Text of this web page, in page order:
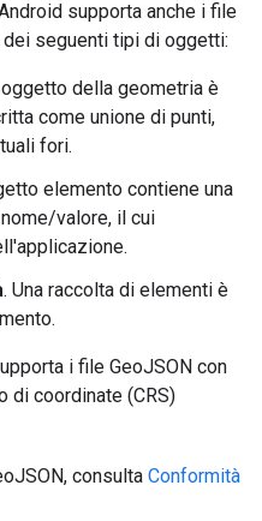
supporta anche i file
dei seguenti tipi di oggetti:
oggetto della geometria è
come unione di punti,
fori.
elemento contiene una
valore, il cui
. Una raccolta di elementi è
i file GeoJSON con
di coordinate (CRS)
consulta Conformità